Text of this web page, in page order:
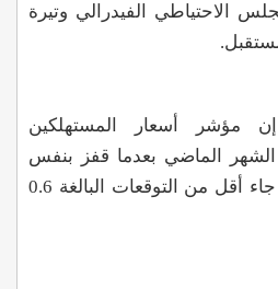
الاحتياطي الفيدرالي وتيرة
.
مؤشر أسعار المستهلكين
الشهر الماضي بعدما قفز بنفس
أقل من التوقعات البالغة 0.6